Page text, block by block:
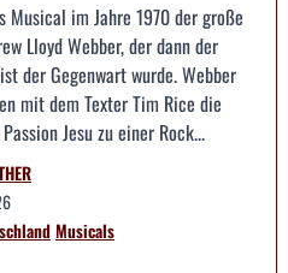
Musical im Jahre 1970 der große
Lloyd Webber, der dann der
der Gegenwart wurde. Webber
mit dem Texter Tim Rice die
Jesu zu einer Rock...
Musicals